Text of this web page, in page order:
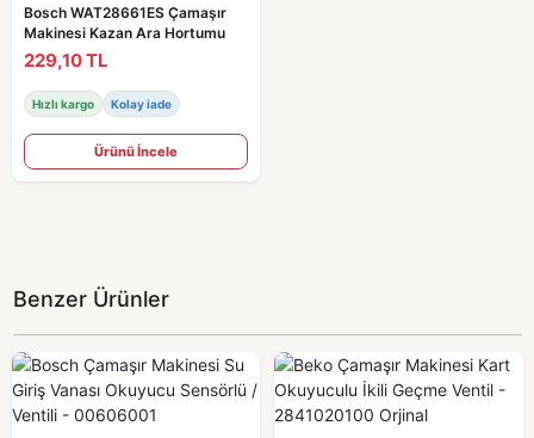
Bosch WAT28661ES Çamaşır
Makinesi Kazan Ara Hortumu
229,10 TL
Hızlı kargo Kolay iade
Ürünü İncele
Benzer Ürünler